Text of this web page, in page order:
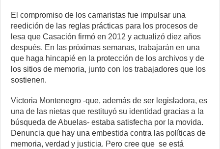
El compromiso de los camaristas fue impulsar una
reedición de las reglas prácticas para los procesos de
lesa que Casación firmó en 2012 y actualizó diez años
después. En las próximas semanas, trabajarán en una
que haga hincapié en la protección de los archivos y de
los sitios de memoria, junto con los trabajadores que los
sostienen.
Victoria Montenegro -que, además de ser legisladora, es
una de las nietas que restituyó su identidad gracias a la
búsqueda de Abuelas- estaba satisfecha por la movida.
Denuncia que hay una embestida contra las políticas de
memoria, verdad y justicia. Pero cree que se está